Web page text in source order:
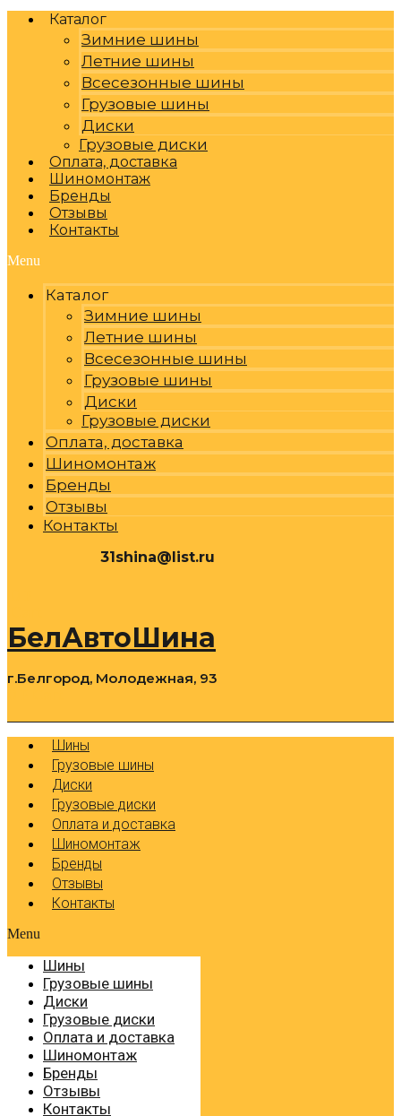
Каталог
Зимние шины
Летние шины
Всесезонные шины
Грузовые шины
Диски
Грузовые диски
Оплата, доставка
Шиномонтаж
Бренды
Отзывы
Контакты
Menu
Каталог
Зимние шины
Летние шины
Всесезонные шины
Грузовые шины
Диски
Грузовые диски
Оплата, доставка
Шиномонтаж
Бренды
Отзывы
Контакты
31shina@list.ru
БелАвтоШина
г.Белгород, Молодежная, 93
Шины
Грузовые шины
Диски
Грузовые диски
Оплата и доставка
Шиномонтаж
Бренды
Отзывы
Контакты
Menu
Шины
Грузовые шины
Диски
Грузовые диски
Оплата и доставка
Шиномонтаж
Бренды
Отзывы
Контакты